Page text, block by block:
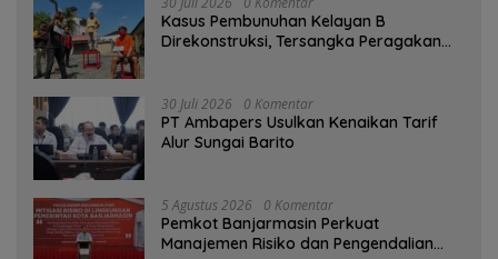
Kasus Pembunuhan Kelayan B
Direkonstruksi, Tersangka Peragakan
30 Juli 2026 0 Komentar
PT Ambapers Usulkan Kenaikan Tarif
Alur Sungai Barito
5 Agustus 2026 0 Komentar
Pemkot Banjarmasin Perkuat
Manajemen Risiko dan Pengendalian